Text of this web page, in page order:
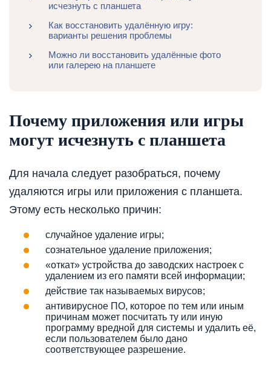
исчезнуть с планшета
Как восстановить удалённую игру:
варианты решения проблемы
Можно ли восстановить удалённые фото
или галерею на планшете
Почему приложения или игры
могут исчезнуть с планшета
Для начала следует разобраться, почему
удаляются игры или приложения с планшета.
Этому есть несколько причин:
случайное удаление игры;
сознательное удаление приложения;
«откат» устройства до заводских настроек с
удалением из его памяти всей информации;
действие так называемых вирусов;
антивирусное ПО, которое по тем или иным
причинам может посчитать ту или иную
программу вредной для системы и удалить её,
если пользователем было дано
соответствующее разрешение.